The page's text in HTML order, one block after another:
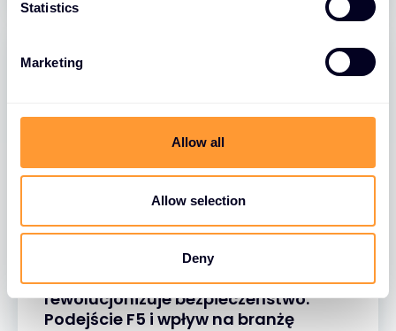
Statistics
Marketing
Allow all
Allow selection
Deny
Część 1: Jak sztuczna inteligencja
rewolucjonizuje bezpieczeństwo:
Podejście F5 i wpływ na branżę